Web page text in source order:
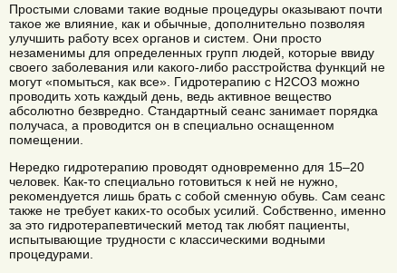
Простыми словами такие водные процедуры оказывают почти
такое же влияние, как и обычные, дополнительно позволяя
улучшить работу всех органов и систем. Они просто
незаменимы для определенных групп людей, которые ввиду
своего заболевания или какого-либо расстройства функций не
могут «помыться, как все». Гидротерапию с H2CO3 можно
проводить хоть каждый день, ведь активное вещество
абсолютно безвредно. Стандартный сеанс занимает порядка
получаса, а проводится он в специально оснащенном
помещении.
Нередко гидротерапию проводят одновременно для 15–20
человек. Как-то специально готовиться к ней не нужно,
рекомендуется лишь брать с собой сменную обувь. Сам сеанс
также не требует каких-то особых усилий. Собственно, именно
за это гидротерапевтический метод так любят пациенты,
испытывающие трудности с классическими водными
процедурами.